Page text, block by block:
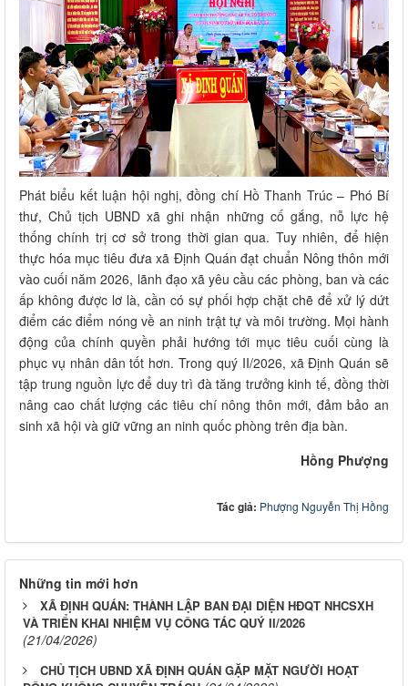
Phát biểu kết luận hội nghị, đồng chí Hồ Thanh Trúc – Phó Bí
thư, Chủ tịch UBND xã ghi nhận những cố gắng, nỗ lực hệ
thống chính trị cơ sở trong thời gian qua. Tuy nhiên, để hiện
thực hóa mục tiêu đưa xã Định Quán đạt chuẩn Nông thôn mới
vào cuối năm 2026, lãnh đạo xã yêu cầu các phòng, ban và các
ấp không được lơ là, cần có sự phối hợp chặt chẽ để xử lý dứt
điểm các điểm nóng về an ninh trật tự và môi trường. Mọi hành
động của chính quyền phải hướng tới mục tiêu cuối cùng là
phục vụ nhân dân tốt hơn. Trong quý II/2026, xã Định Quán sẽ
tập trung nguồn lực để duy trì đà tăng trưởng kinh tế, đồng thời
nâng cao chất lượng các tiêu chí nông thôn mới, đảm bảo an
sinh xã hội và giữ vững an ninh quốc phòng trên địa bàn.
Hồng Phượng
Tác giả: Phượng Nguyễn Thị Hồng
Những tin mới hơn
XÃ ĐỊNH QUÁN: THÀNH LẬP BAN ĐẠI DIỆN HĐQT NHCSXH
VÀ TRIỂN KHAI NHIỆM VỤ CÔNG TÁC QUÝ II/2026
(21/04/2026)
CHỦ TỊCH UBND XÃ ĐỊNH QUÁN GẶP MẶT NGƯỜI HOẠT